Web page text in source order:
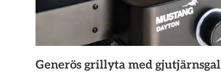
Generös grillyta med